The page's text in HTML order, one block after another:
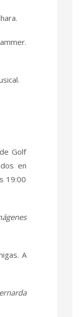
Golf
en
19:00
A